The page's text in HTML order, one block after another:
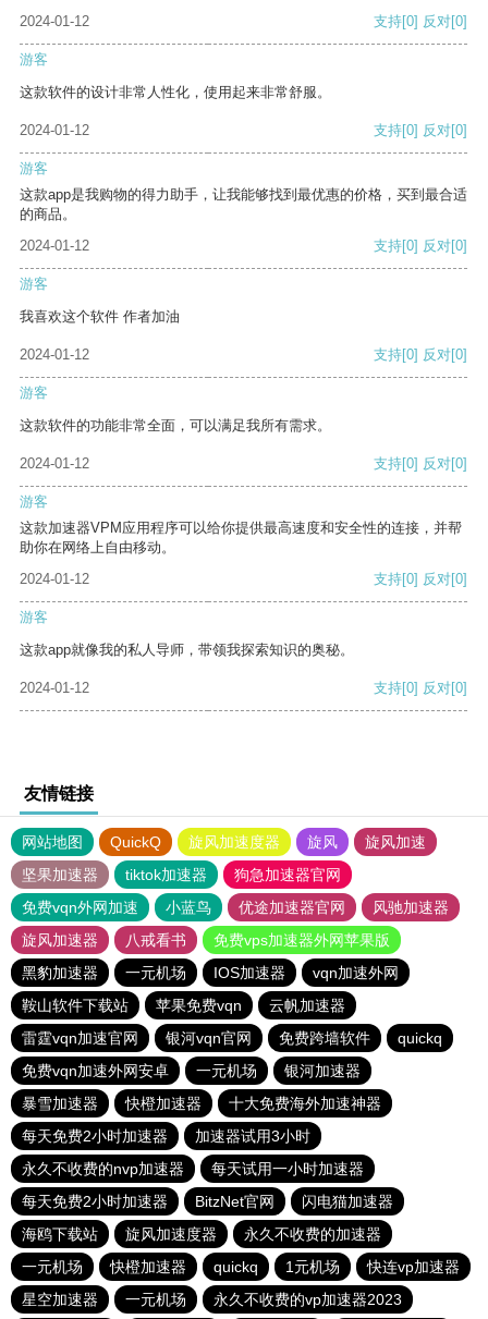
2024-01-12
支持[0] 反对[0]
游客
这款软件的设计非常人性化，使用起来非常舒服。
2024-01-12 支持[0] 反对[0]
游客
这款app是我购物的得力助手，让我能够找到最优惠的价格，买到最合适
的商品。
2024-01-12
支持[0] 反对[0]
游客
我喜欢这个软件 作者加油
2024-01-12 支持[0] 反对[0]
游客
这款软件的功能非常全面，可以满足我所有需求。
2024-01-12 支持[0] 反对[0]
游客
这款加速器VPM应用程序可以给你提供最高速度和安全性的连接，并帮
助你在网络上自由移动。
2024-01-12
支持[0] 反对[0]
游客
这款app就像我的私人导师，带领我探索知识的奥秘。
2024-01-12 支持[0] 反对[0]
友情链接
网站地图 QuickQ 旋风加速度器 旋风
旋风加速
坚果加速器
tiktok加速器
狗急加速器官网
免费vqn外网加速
小蓝鸟 优途加速器官网
风驰加速器
旋风加速器
八戒看书
免费vps加速器外网苹果版
黑豹加速器
一元机场 IOS加速器
vqn加速外网
鞍山软件下载站
苹果免费vqn
云帆加速器
雷霆vqn加速官网
银河vqn官网 免费跨墙软件
quickq
免费vqn加速外网安卓
一元机场
银河加速器
暴雪加速器
快橙加速器
十大免费海外加速神器
每天免费2小时加速器
加速器试用3小时
永久不收费的nvp加速器
每天试用一小时加速器
每天免费2小时加速器
BitzNet官网
闪电猫加速器
海鸥下载站
旋风加速度器
永久不收费的加速器
一元机场
快橙加速器 quickq 1元机场
快连vp加速器
星空加速器
一元机场 永久不收费的vp加速器2023